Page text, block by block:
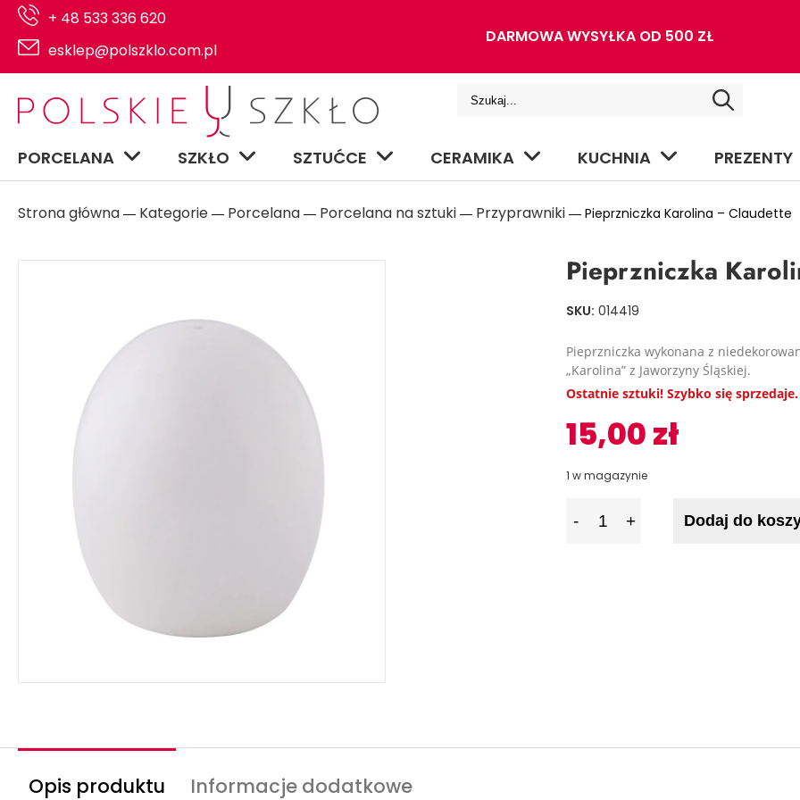
+ 48 533 336 620
esklep@polszklo.com.pl
DARMOWA WYSYŁKA OD 500 ZŁ
PORCELANA SZKŁO SZTUĆCE CERAMIKA KUCHNIA PREZENTY
Strona główna ― Kategorie ― Porcelana ― Porcelana na sztuki ― Przyprawniki ― Pieprzniczka Karolina – Claudette
Pieprzniczka
SKU: 014419
Pieprzniczka wykonana z
„Karolina” z Jaworzyny Śląskiej.
Ostatnie sztuki! Szybko się sprzedaje.
15,00zł
1 w magazynie
Dodaj do
Opis produktu Informacje dodatkowe